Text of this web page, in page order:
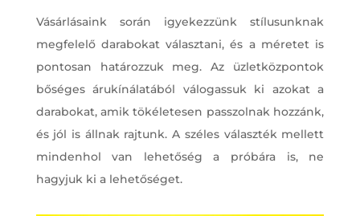
Vásárlásaink során igyekezzünk stílusunknak
megfelelő darabokat választani, és a méretet is
pontosan határozzuk meg. Az üzletközpontok
bőséges árukínálatából válogassuk ki azokat a
darabokat, amik tökéletesen passzolnak hozzánk,
és jól is állnak rajtunk. A széles választék mellett
mindenhol van lehetőség a próbára is, ne
hagyjuk ki a lehetőséget.